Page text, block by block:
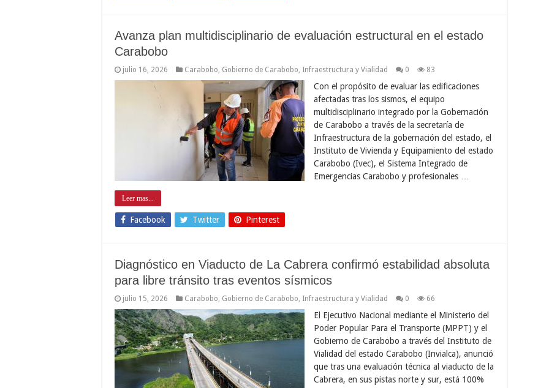
Avanza plan multidisciplinario de evaluación estructural en el estado
Carabobo
julio 16, 2026 Carabobo Gobierno de Carabobo Infraestructura y Vialidad 0 83
Con el propósito de evaluar las edificaciones
afectadas tras los sismos, el equipo
multidisciplinario integrado por la Gobernación
de Carabobo a través de la secretaría de
Infraestructura de la gobernación del estado, el
Instituto de Vivienda y Equipamiento del estado
Carabobo (Ivec), el Sistema Integrado de
Emergencias Carabobo y profesionales …
Leer mas...
Facebook Twitter Pinterest
Diagnóstico en Viaducto de La Cabrera confirmó estabilidad absoluta
para libre tránsito tras eventos sísmicos
julio 15, 2026 Carabobo Gobierno de Carabobo Infraestructura y Vialidad 0 66
El Ejecutivo Nacional mediante el Ministerio del
Poder Popular Para el Transporte (MPPT) y el
Gobierno de Carabobo a través del Instituto de
Vialidad del estado Carabobo (Invialca), anunció
que tras una evaluación técnica al viaducto de la
Cabrera, en sus pistas norte y sur, está 100%